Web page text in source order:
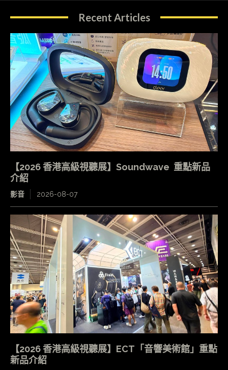
Recent Articles
【2026 香港高級視聽展】Soundwave 重點新品
介紹
影音 2026-08-07
【2026 香港高級視聽展】ECT「音響美術館」重點
新品介紹